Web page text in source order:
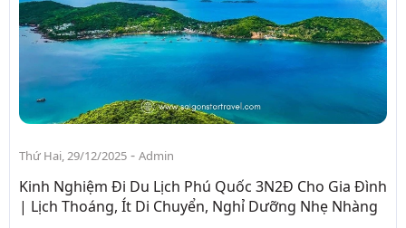
Thứ Hai, 29/12/2025 - Admin
Kinh Nghiệm Đi Du Lịch Phú Quốc 3N2Đ Cho Gia Đình
| Lịch Thoáng, Ít Di Chuyển, Nghỉ Dưỡng Nhẹ Nhàng